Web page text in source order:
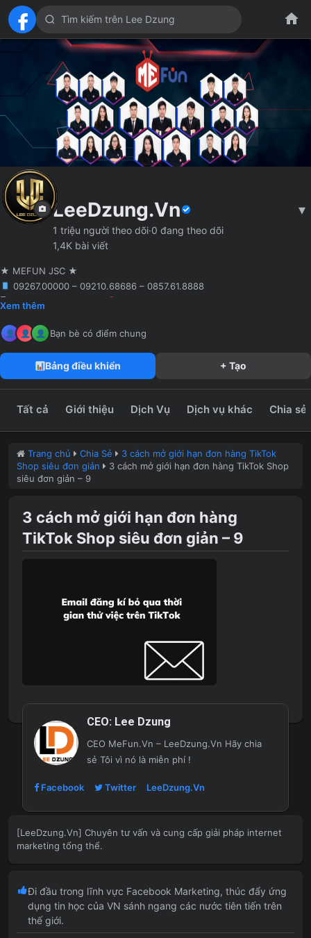
LeeDzung.Vn ▾
1 triệu người theo dõi·0 đang theo dõi
1,4K bài viết
★ MEFUN JSC ★
09267.00000 – 09210.68686 – 0857.61.8888
🖥 Agency truyền thông
leedzung.vn
Xem thêm
Bạn bè có điểm chung
Bảng điều khiển + Tạo
Tất cả Giới thiệu Dịch Vụ Dịch vụ khác Chia sẻ
Trang chủ Chia Sẻ
3 cách mở giới hạn đơn hàng TikTok
Shop siêu đơn giản
3 cách mở giới hạn đơn hàng TikTok Shop
siêu đơn giản – 9
3 cách mở giới hạn đơn hàng
TikTok Shop siêu đơn giản – 9
CEO: Lee Dzung
CEO MeFun.Vn – LeeDzung.Vn Hãy chia
sẻ Tôi vì nó là miễn phí !
Facebook Twitter LeeDzung.Vn
[LeeDzung.Vn] Chuyên tư vấn và cung cấp giải pháp internet
marketing tổng thể.
Đi đầu trong lĩnh vực Facebook Marketing, thúc đẩy ứng
dụng tin học của VN sánh ngang các nước tiên tiến trên
thế giới.